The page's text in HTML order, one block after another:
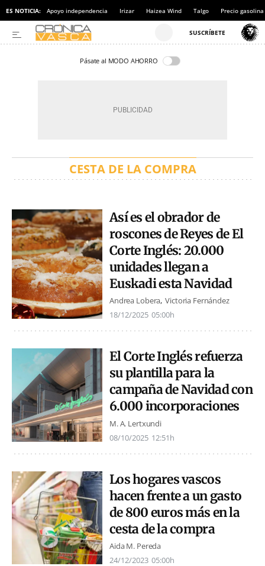
ES NOTICIA: Apoyo independencia Irizar Haizea Wind Talgo Precio gasolina
Pásate al MODO AHORRO
CESTA DE LA COMPRA
Así es el obrador de
roscones de Reyes de El
Corte Inglés: 20.000
unidades llegan a
Euskadi esta Navidad
Andrea Lobera Victoria Fernández
18/12/2025 05:00h
El Corte Inglés refuerza
su plantilla para la
campaña de Navidad con
6.000 incorporaciones
M. A. Lertxundi
08/10/2025 12:51h
Los hogares vascos
hacen frente a un gasto
de 800 euros más en la
cesta de la compra
Aida M. Pereda
24/12/2023 05:00h